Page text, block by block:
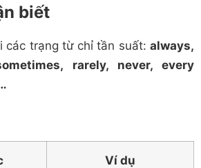
biết
các trạng từ chỉ tần suất: always,
rarely, never, every
Ví dụ